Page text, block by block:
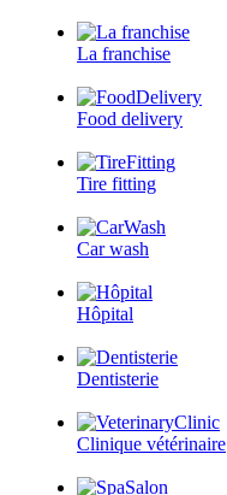
La franchise
Food delivery
Tire fitting
Car wash
Hôpital
Dentisterie
Clinique vétérinaire